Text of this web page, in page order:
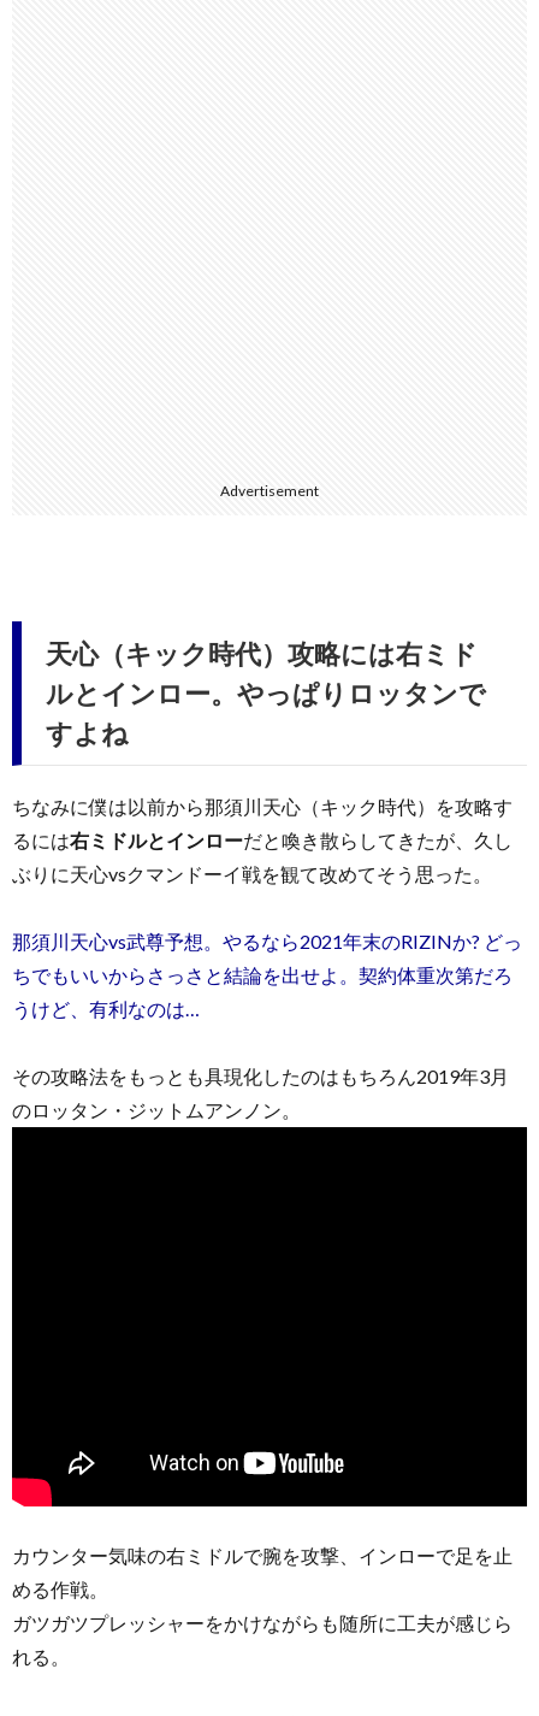
Advertisement
天心（キック時代）攻略には右ミド
ルとインロー。やっぱりロッタンで
すよね
ちなみに僕は以前から那須川天心（キック時代）を攻略す
るには右ミドルとインローだと喚き散らしてきたが、久し
ぶりに天心vsクマンドーイ戦を観て改めてそう思った。
那須川天心vs武尊予想。やるなら2021年末のRIZINか? どっ
ちでもいいからさっさと結論を出せよ。契約体重次第だろ
うけど、有利なのは…
その攻略法をもっとも具現化したのはもちろん2019年3月
のロッタン・ジットムアンノン。
カウンター気味の右ミドルで腕を攻撃、インローで足を止
める作戦。
ガツガツプレッシャーをかけながらも随所に工夫が感じら
れる。